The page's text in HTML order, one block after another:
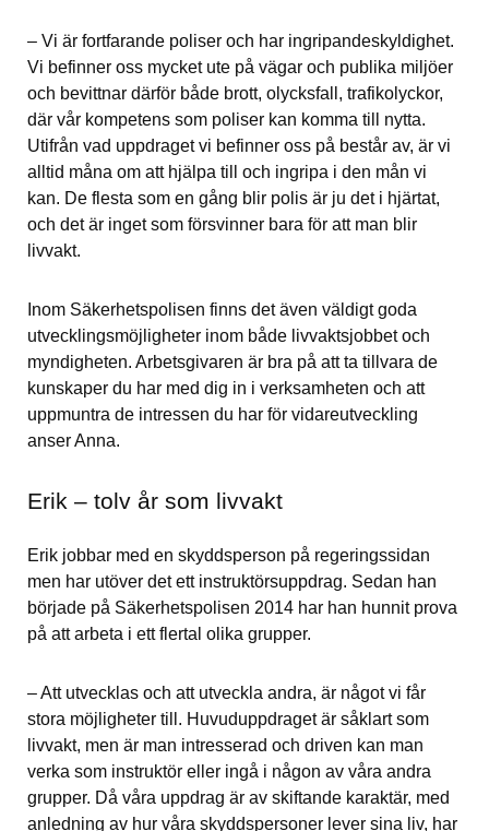
– Vi är fortfarande poliser och har ingripandeskyldighet.
Vi befinner oss mycket ute på vägar och publika miljöer
och bevittnar därför både brott, olycksfall, trafikolyckor,
där vår kompetens som poliser kan komma till nytta.
Utifrån vad uppdraget vi befinner oss på består av, är vi
alltid måna om att hjälpa till och ingripa i den mån vi
kan. De flesta som en gång blir polis är ju det i hjärtat,
och det är inget som försvinner bara för att man blir
livvakt.
Inom Säkerhetspolisen finns det även väldigt goda
utvecklingsmöjligheter inom både livvaktsjobbet och
myndigheten. Arbetsgivaren är bra på att ta tillvara de
kunskaper du har med dig in i verksamheten och att
uppmuntra de intressen du har för vidareutveckling
anser Anna.
Erik – tolv år som livvakt
Erik jobbar med en skyddsperson på regeringssidan
men har utöver det ett instruktörsuppdrag. Sedan han
började på Säkerhetspolisen 2014 har han hunnit prova
på att arbeta i ett flertal olika grupper.
– Att utvecklas och att utveckla andra, är något vi får
stora möjligheter till. Huvuduppdraget är såklart som
livvakt, men är man intresserad och driven kan man
verka som instruktör eller ingå i någon av våra andra
grupper. Då våra uppdrag är av skiftande karaktär, med
anledning av hur våra skyddspersoner lever sina liv, har